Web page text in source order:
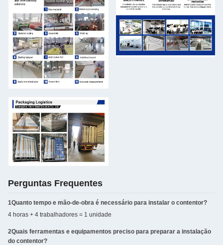
Perguntas Frequentes
1Quanto tempo e mão-de-obra é necessário para instalar o contentor?
4 horas + 4 trabalhadores = 1 unidade
2Quais ferramentas e equipamentos preciso para preparar a instalação
do contentor?